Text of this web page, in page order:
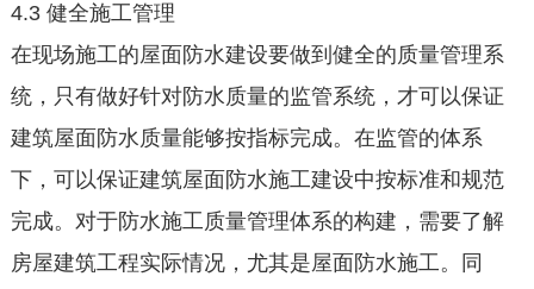
4.3 健全施工管理
在现场施工的屋面防水建设要做到健全的质量管理系
统，只有做好针对防水质量的监管系统，才可以保证
建筑屋面防水质量能够按指标完成。在监管的体系
下，可以保证建筑屋面防水施工建设中按标准和规范
完成。对于防水施工质量管理体系的构建，需要了解
房屋建筑工程实际情况，尤其是屋面防水施工。同